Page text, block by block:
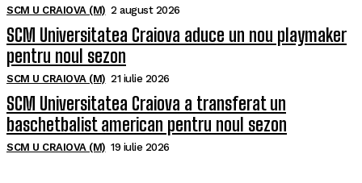
SCM U CRAIOVA (M) 2 august 2026
SCM Universitatea Craiova aduce un nou playmaker
pentru noul sezon
SCM U CRAIOVA (M) 21 iulie 2026
SCM Universitatea Craiova a transferat un
baschetbalist american pentru noul sezon
SCM U CRAIOVA (M) 19 iulie 2026